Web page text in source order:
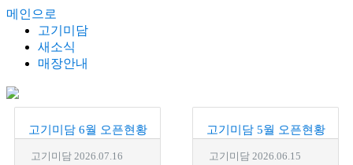
메인으로
고기미담
새소식
매장안내
고기미담 6월 오픈현황
고기미담 2026.07.16
고기미담 5월 오픈현황
고기미담 2026.06.15